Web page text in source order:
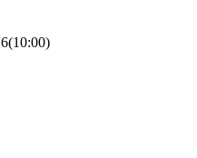
(10:00)